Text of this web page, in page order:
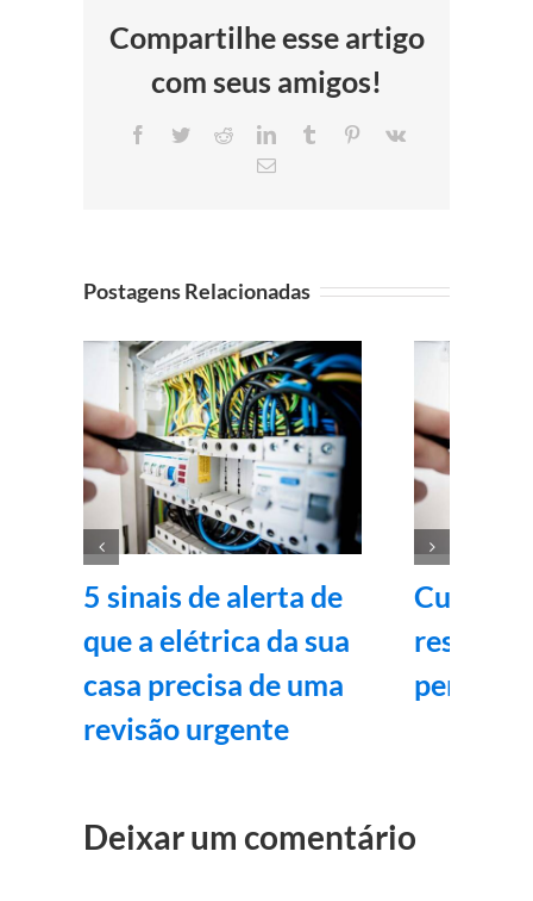
Compartilhe esse artigo
com seus amigos!
Facebook
TwitterRedditLinkedInTumblr Pinterest
Vk
E-
Postagens Relacionadas
5 sinais de alerta de
que a elétrica da sua
casa precisa de uma
revisão urgente
Curso
pena? 9
Deixar um comentário